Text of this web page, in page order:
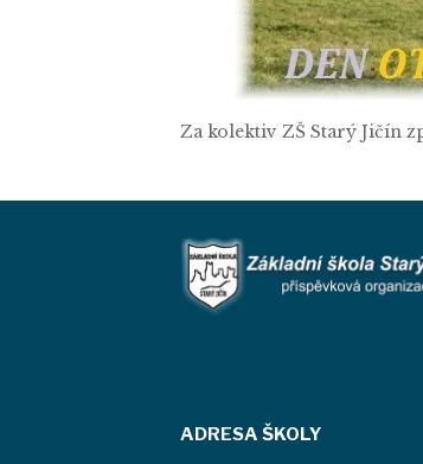
Za kolektiv ZŠ Starý Jičín
ADRESA ŠKOLY